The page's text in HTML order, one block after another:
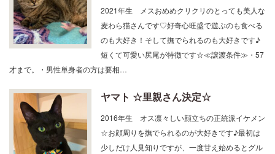
2021年生 メスおめめクリクリのとっても美人な
麦わら猫さんです♡好奇心旺盛で遊ぶのも食べる
のも大好き！そして撫でられるのも大好きです♪
短くて可愛い尻尾が特徴です☆≪譲渡条件≫・57
才まで。・男性単身者の方は要相…
ヤマト ☆里親さん決定☆
2016年生 オス凛々しい顔立ちの正統派イケメン
☆お顔周りを撫でられるのが大好きです♪最初は
少しだけ人見知りですが、一度甘え始めるとグル